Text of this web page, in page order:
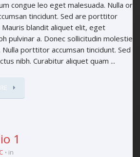
congue leo eget malesuada. Nulla or
tincidunt. Sed are porttitor
Mauris blandit aliquet elit, eget
pulvinar a. Donec sollicitudin molestie
Nulla porttitor accumsan tincidunt. Sed
nibh. Curabitur aliquet quam ...
1
in